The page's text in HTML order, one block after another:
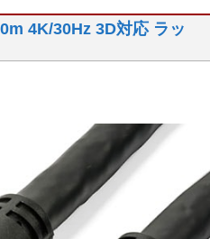
4K/30Hz 3D対応 ラッ